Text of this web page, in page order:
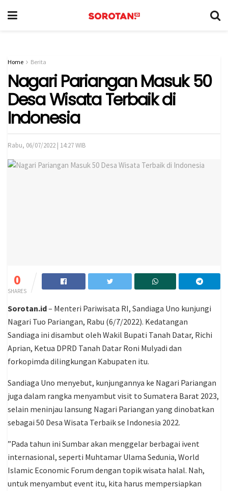
Home Berita
Nagari Pariangan Masuk 50
Desa Wisata Terbaik di
Indonesia
Rabu, 06/07/2022 | 14:27 WIB
0
SHARES
Sorotan.id– Menteri Pariwisata RI, Sandiaga Uno kunjungi
Nagari Tuo Pariangan, Rabu (6/7/2022). Kedatangan
Sandiaga ini disambut oleh Wakil Bupati Tanah Datar, Richi
Aprian, Ketua DPRD Tanah Datar Roni Mulyadi dan
forkopimda dilingkungan Kabupaten itu.
Sandiaga Uno menyebut, kunjungannya ke Nagari Pariangan
juga dalam rangka menyambut visit to Sumatera Barat 2023,
selain meninjau lansung Nagari Pariangan yang dinobatkan
sebagai 50 Desa Wisata Terbaik se Indonesia 2022.
”Pada tahun ini Sumbar akan menggelar berbagai ivent
internasional, seperti Muhtamar Ulama Sedunia, World
Islamic Economic Forum dengan topik wisata halal. Nah,
untuk menyambut event itu, kita harus mempersiapkan